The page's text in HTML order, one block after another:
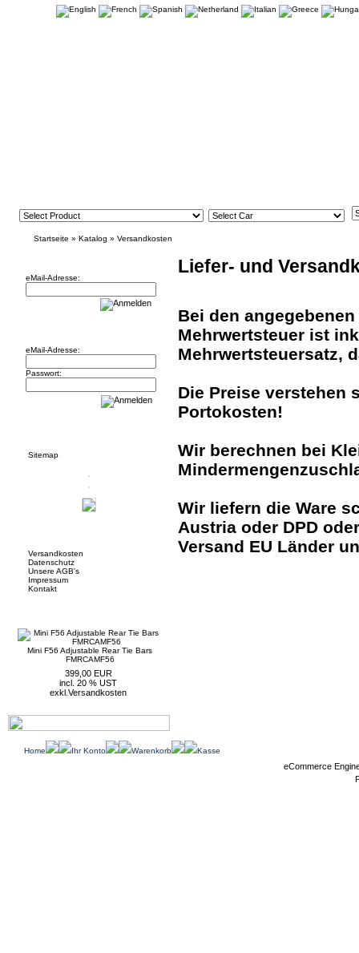
Startseite » Katalog » Versandkosten
eMail-Adresse:
eMail-Adresse:
Passwort:
Sitemap
Versandkosten
Datenschutz
Unsere AGB's
Impressum
Kontakt
Mini F56 Adjustable Rear Tie Bars
FMRCAMF56
399,00 EUR
incl. 20 % UST
exkl. Versandkosten
Liefer- und
Bei den
Mehrwertsteuer ist
Mehrwertsteuersatz,
Die Preise verstehen
Portokosten!
Wir berechnen bei
Wir liefern die Ware
Austria oder DPD
Versand EU Länder
Home Ihr Konto Warenkorb Kasse
eCommerce